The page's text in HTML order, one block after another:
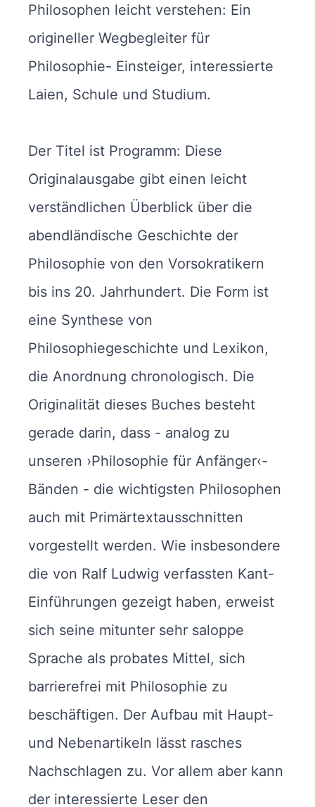
Philosophen leicht verstehen: Ein
origineller Wegbegleiter für
Philosophie- Einsteiger, interessierte
Laien, Schule und Studium.
Der Titel ist Programm: Diese
Originalausgabe gibt einen leicht
verständlichen Überblick über die
abendländische Geschichte der
Philosophie von den Vorsokratikern
bis ins 20. Jahrhundert. Die Form ist
eine Synthese von
Philosophiegeschichte und Lexikon,
die Anordnung chronologisch. Die
Originalität dieses Buches besteht
gerade darin, dass - analog zu
unseren ›Philosophie für Anfänger‹-
Bänden - die wichtigsten Philosophen
auch mit Primärtextausschnitten
vorgestellt werden. Wie insbesondere
die von Ralf Ludwig verfassten Kant-
Einführungen gezeigt haben, erweist
sich seine mitunter sehr saloppe
Sprache als probates Mittel, sich
barrierefrei mit Philosophie zu
beschäftigen. Der Aufbau mit Haupt-
und Nebenartikeln lässt rasches
Nachschlagen zu. Vor allem aber kann
der interessierte Leser den